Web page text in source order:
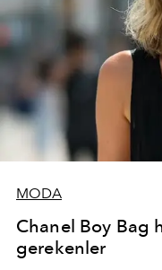
MODA
Chanel Boy Bag
gerekenler